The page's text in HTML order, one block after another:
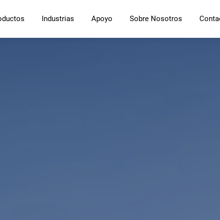
Industrias Apoyo Sobre Nosotros